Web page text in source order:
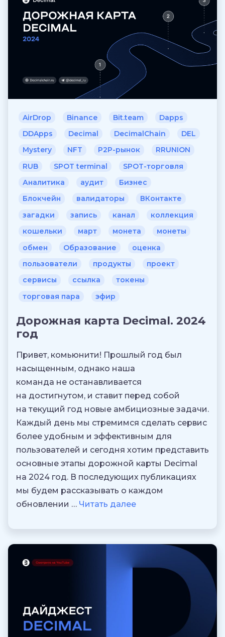
AirDrop Binance Bit.team
Dapps
DDApps
Decimal DecimalChain
DEL
Mystery
NFT P2P-рынок
RRUNION
RUB
SPOT terminal
SPOT-торговля
Аналитика
аудит
Бизнес
Блокчейн
валидаторы
ВКонтакте
загадки
запись канал
коллекция
кошельки
март монета
монеты
обмен
Образование
оценка
пользователи
продукты
проект
сервисы
ссылка
токены
торговая пара
эфир
Дорожная карта Decimal. 2024
год
Привет, комьюнити! Прошлый год был
насыщенным, однако наша
команда не останавливается
на достигнутом, и ставит перед собой
на текущий год новые амбициозные задачи.
Каждый день мы стремимся сделать сервис
более удобным и эффективным для
пользователей и сегодня хотим представить
основные этапы дорожной карты Decimal
на 2024 год. В последующих публикациях
мы будем рассказывать о каждом
обновлении … Читать далее